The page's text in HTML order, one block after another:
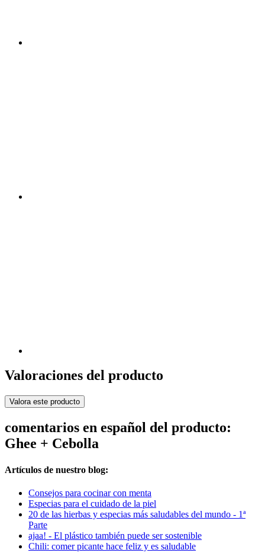
Valoraciones del producto
Valora este producto
comentarios en español del producto:
Ghee + Cebolla
Artículos de nuestro blog:
Consejos para cocinar con menta
Especias para el cuidado de la piel
20 de las hierbas y especias más saludables del mundo - 1ª
Parte
ajaa! - El plástico también puede ser sostenible
Chili: comer picante hace feliz y es saludable